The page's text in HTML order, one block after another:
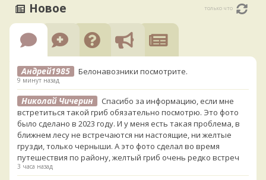
Новое только что
Андрей1985 Белонавозники посмотрите.
9 минут назад
Николай Чичерин
Спасибо за информацию, если мне
встретиться такой гриб обязательно посмотрю. Это фото
было сделано в 2023 году. И у меня есть такая проблема, в
ближнем лесу не встречаются ни настоящие, ни желтые
грузди, только черныши. А это фото сделал во время
путешествия по району, желтый гриб очень редко встреч
3 часа назад